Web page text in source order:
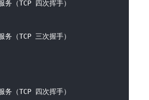
（TCP 四次挥手）
（TCP 三次握手）